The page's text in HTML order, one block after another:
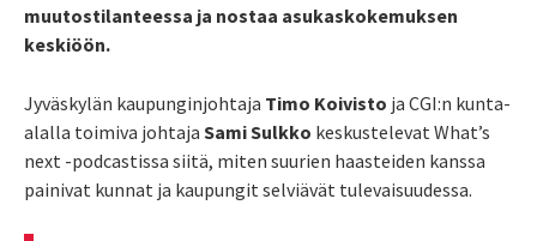
muutostilanteessa ja nostaa asukaskokemuksen
keskiöön.
Jyväskylän kaupunginjohtaja Timo Koivisto ja CGI:n kunta-
alalla toimiva johtaja Sami Sulkko keskustelevat What’s
next -podcastissa siitä, miten suurien haasteiden kanssa
painivat kunnat ja kaupungit selviävät tulevaisuudessa.